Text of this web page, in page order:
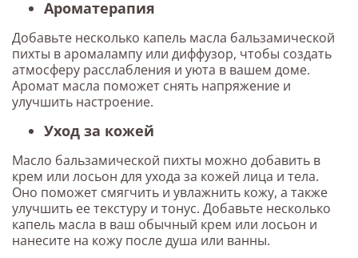
Ароматерапия
Добавьте несколько капель масла бальзамической
пихты в аромалампу или диффузор, чтобы создать
атмосферу расслабления и уюта в вашем доме.
Аромат масла поможет снять напряжение и
улучшить настроение.
Уход за кожей
Масло бальзамической пихты можно добавить в
крем или лосьон для ухода за кожей лица и тела.
Оно поможет смягчить и увлажнить кожу, а также
улучшить ее текстуру и тонус. Добавьте несколько
капель масла в ваш обычный крем или лосьон и
нанесите на кожу после душа или ванны.